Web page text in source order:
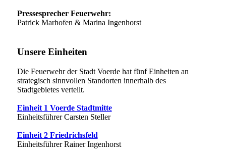
Pressesprecher Feuerwehr:
Patrick Marhofen & Marina Ingenhorst
Unsere Einheiten
Die Feuerwehr der Stadt Voerde hat fünf Einheiten an
strategisch sinnvollen Standorten innerhalb des
Stadtgebietes verteilt.
Einheit 1 Voerde Stadtmitte
Einheitsführer Carsten Steller
Einheit 2 Friedrichsfeld
Einheitsführer Rainer Ingenhorst